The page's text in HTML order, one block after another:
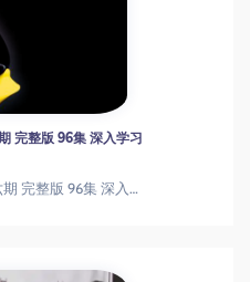
完整版 96集 深入学习
[Linux] 阿铭linux 培训课视频 第六期 完整版 96集 深入学习 从入门到提高 带你进入linux海洋